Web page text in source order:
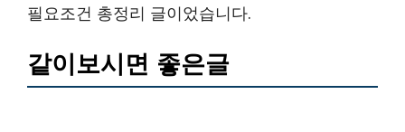
필요조건 총정리 글이었습니다.
같이보시면 좋은글